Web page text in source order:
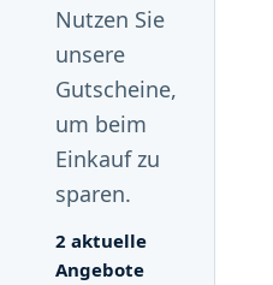
Nutzen Sie
unsere
Gutscheine,
um beim
Einkauf zu
sparen.
2 aktuelle
Angebote